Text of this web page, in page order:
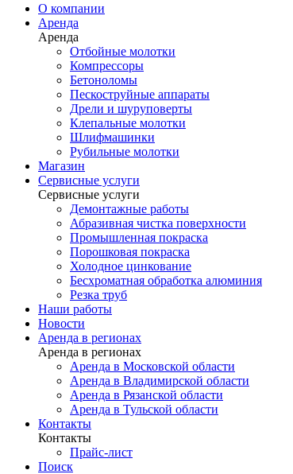
О компании
Аренда
Аренда
Отбойные молотки
Компрессоры
Бетоноломы
Пескоструйные аппараты
Дрели и шуруповерты
Клепальные молотки
Шлифмашинки
Рубильные молотки
Магазин
Сервисные услуги
Сервисные услуги
Демонтажные работы
Абразивная чистка поверхности
Промышленная покраска
Порошковая покраска
Холодное цинкование
Бесхроматная обработка алюминия
Резка труб
Наши работы
Новости
Аренда в регионах
Аренда в регионах
Аренда в Московской области
Аренда в Владимирской области
Аренда в Рязанской области
Аренда в Тульской области
Контакты
Контакты
Прайс-лист
Поиск